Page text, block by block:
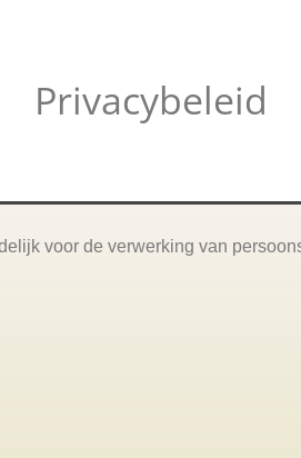
Privacybeleid
voor de verwerking van